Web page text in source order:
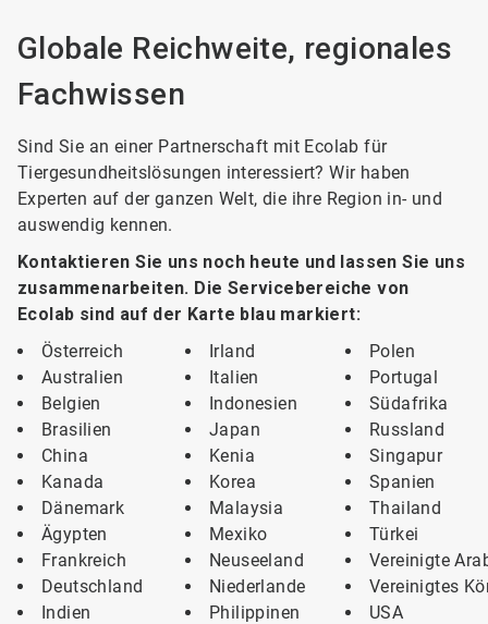
Globale Reichweite, regionales
Fachwissen
Sind Sie an einer Partnerschaft mit Ecolab für
Tiergesundheitslösungen interessiert? Wir haben
Experten auf der ganzen Welt, die ihre Region in- und
auswendig kennen.
Kontaktieren Sie uns noch heute und lassen Sie uns
zusammenarbeiten.​​​​​​​ Die Servicebereiche von
Ecolab sind auf der Karte blau markiert:
Österreich
Australien
Belgien
Brasilien
China
Kanada
Dänemark
Ägypten
Frankreich
Deutschland
Indien
Irland
Italien
Indonesien
Japan
Kenia
Korea
Malaysia
Mexiko
Neuseeland
Niederlande
Philippinen
Polen
Portugal
Südafrika
Russland
Singapur
Spanien
Thailand
Türkei
Vereinigte
Vereinigtes
USA